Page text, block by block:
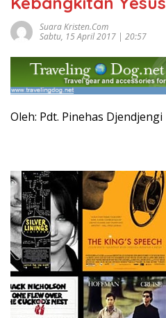
Suara Kristen.com
Sabtu, 15 April 2017 | 20:57
Oleh: Pdt. Pinehas Djendjengi